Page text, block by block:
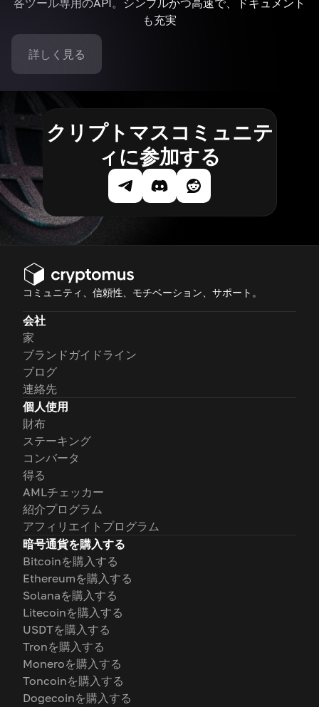
各ツール専用のAPI。シンプルかつ高速で、ドキュメント
も充実
詳しく見る
クリプトマスコミュニテ
ィに参加する
コミュニティ、信頼性、モチベーション、サポート。
会社
家
ブランドガイドライン
ブログ
連絡先
個人使用
財布
ステーキング
コンバータ
得る
AMLチェッカー
紹介プログラム
アフィリエイトプログラム
暗号通貨を購入する
Bitcoinを購入する
Ethereumを購入する
Solanaを購入する
Litecoinを購入する
USDTを購入する
Tronを購入する
Moneroを購入する
Toncoinを購入する
Dogecoinを購入する